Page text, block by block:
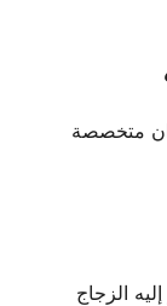
متخصصة
الزجاج